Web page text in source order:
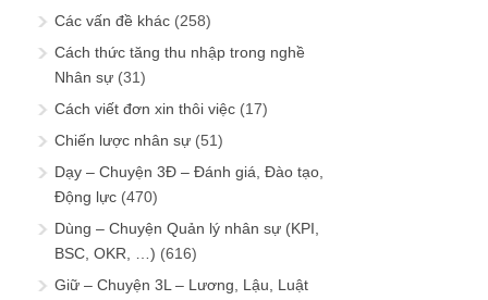
Các vấn đề khác (258)
Cách thức tăng thu nhập trong nghề
Nhân sự (31)
Cách viết đơn xin thôi việc (17)
Chiến lược nhân sự (51)
Dạy – Chuyện 3Đ – Đánh giá, Đào tạo,
Động lực (470)
Dùng – Chuyện Quản lý nhân sự (KPI,
BSC, OKR, …) (616)
Giữ – Chuyện 3L – Lương, Lậu, Luật